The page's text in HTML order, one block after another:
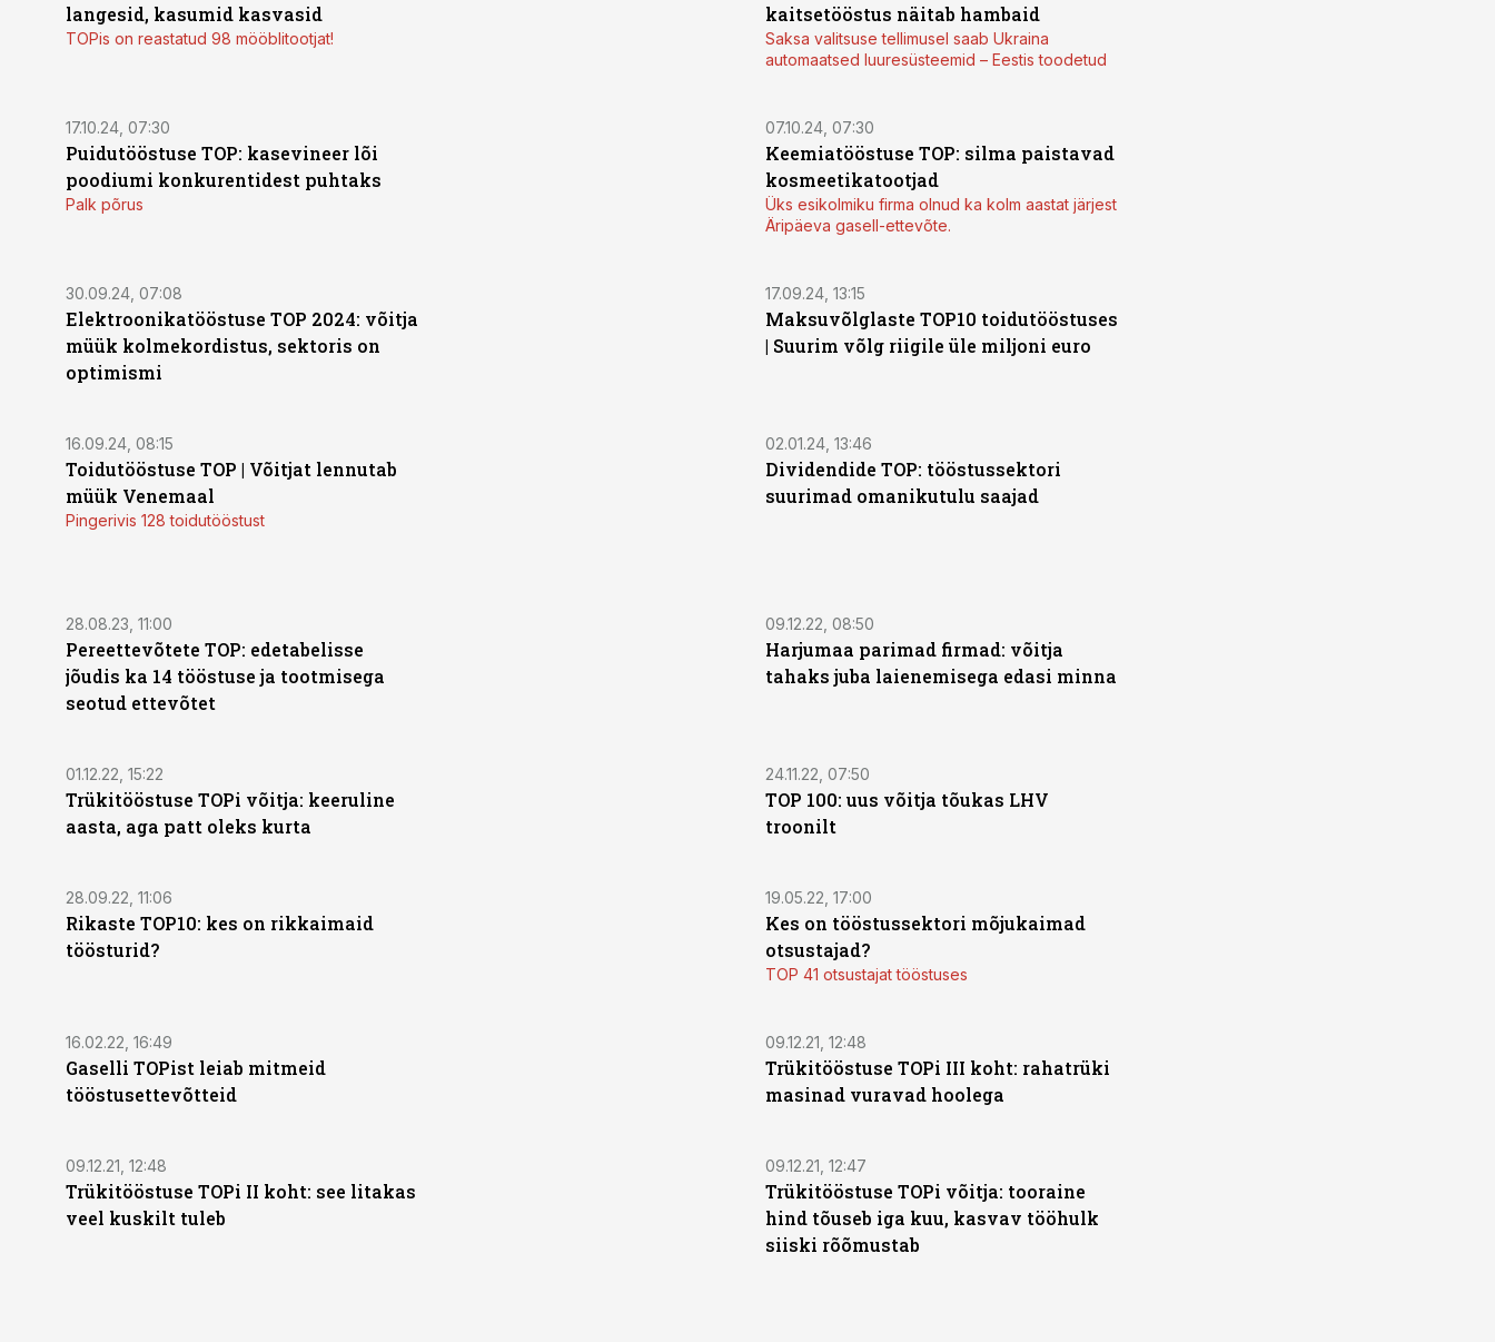
langesid, kasumid kasvasid
TOPis on reastatud 98 mööblitootjat!
kaitsetööstus näitab hambaid
Saksa valitsuse tellimusel saab Ukraina
automaatsed luuresüsteemid – Eestis toodetud
17.10.24, 07:30
Puidutööstuse TOP: kasevineer lõi
poodiumi konkurentidest puhtaks
Palk põrus
07.10.24, 07:30
Keemiatööstuse TOP: silma paistavad
kosmeetikatootjad
Üks esikolmiku firma olnud ka kolm aastat järjest
Äripäeva gasell-ettevõte.
30.09.24, 07:08
Elektroonikatööstuse TOP 2024: võitja
müük kolmekordistus, sektoris on
optimismi
17.09.24, 13:15
Maksuvõlglaste TOP10 toidutööstuses
| Suurim võlg riigile üle miljoni euro
16.09.24, 08:15
Toidutööstuse TOP | Võitjat lennutab
müük Venemaal
Pingerivis 128 toidutööstust
02.01.24, 13:46
Dividendide TOP: tööstussektori
suurimad omanikutulu saajad
28.08.23, 11:00
Pereettevõtete TOP: edetabelisse
jõudis ka 14 tööstuse ja tootmisega
seotud ettevõtet
09.12.22, 08:50
Harjumaa parimad firmad: võitja
tahaks juba laienemisega edasi minna
01.12.22, 15:22
Trükitööstuse TOPi võitja: keeruline
aasta, aga patt oleks kurta
24.11.22, 07:50
TOP 100: uus võitja tõukas LHV
troonilt
28.09.22, 11:06
Rikaste TOP10: kes on rikkaimaid
töösturid?
19.05.22, 17:00
Kes on tööstussektori mõjukaimad
otsustajad?
TOP 41 otsustajat tööstuses
16.02.22, 16:49
Gaselli TOPist leiab mitmeid
tööstusettevõtteid
09.12.21, 12:48
Trükitööstuse TOPi III koht: rahatrüki
masinad vuravad hoolega
09.12.21, 12:48
Trükitööstuse TOPi II koht: see litakas
veel kuskilt tuleb
09.12.21, 12:47
Trükitööstuse TOPi võitja: tooraine
hind tõuseb iga kuu, kasvav tööhulk
siiski rõõmustab